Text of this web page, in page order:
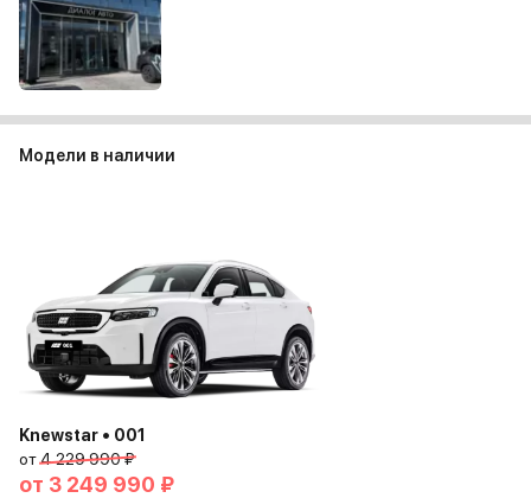
Модели в наличии
Knewstar • 001
от4 229 990 ₽
от 3 249 990 ₽